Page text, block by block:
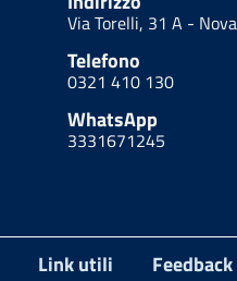
Via Torelli, 31 A -
Telefono
0321 410 130
WhatsApp
3331671245
Link utili